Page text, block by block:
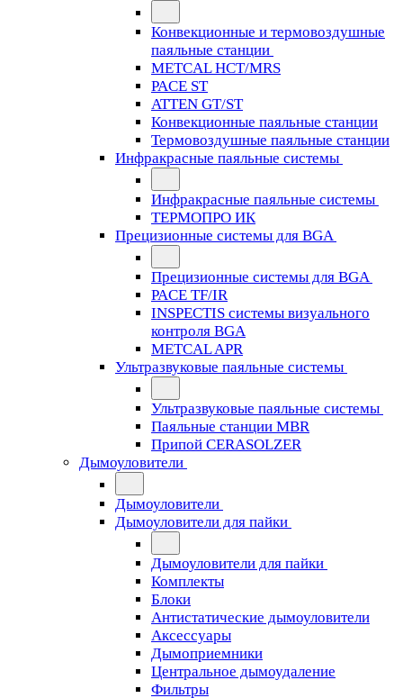
Конвекционные и термовоздушные
паяльные станции
METCAL HCT/MRS
PACE ST
ATTEN GT/ST
Конвекционные паяльные станции
Термовоздушные паяльные станции
Инфракрасные паяльные системы
Инфракрасные паяльные системы
ТЕРМОПРО ИК
Прецизионные системы для BGA
Прецизионные системы для BGA
PACE TF/IR
INSPECTIS системы визуального
контроля BGA
METCAL APR
Ультразвуковые паяльные системы
Ультразвуковые паяльные системы
Паяльные станции MBR
Припой CERASOLZER
Дымоуловители
Дымоуловители
Дымоуловители для пайки
Дымоуловители для пайки
Комплекты
Блоки
Антистатические дымоуловители
Аксессуары
Дымоприемники
Центральное дымоудаление
Фильтры